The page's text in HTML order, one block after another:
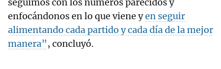
seguimos con los números parecidos y
enfocándonos en lo que viene yen seguir
alimentando cada partido y cada día de la mejor
manera”, concluyó.